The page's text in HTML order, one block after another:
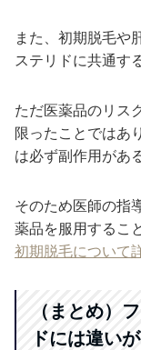
また、初期脱毛や
ステリドに共通す
ただ医薬品のリス
限ったことではあ
は必ず副作用があ
そのため医師の指
薬品を服用するこ
初期脱毛について
（まとめ）
ドには違い